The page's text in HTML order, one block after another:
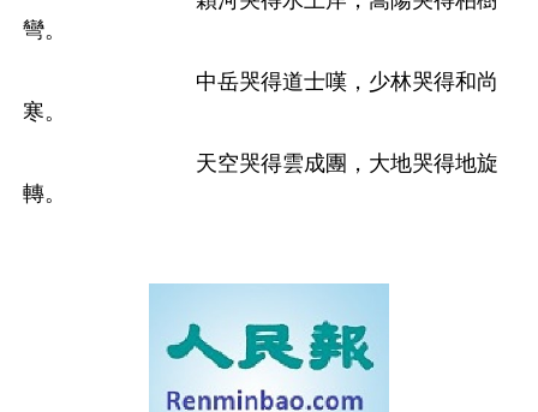
彎。
中岳哭得道士嘆，少林哭得和尚
寒。
天空哭得雲成團，大地哭得地旋
轉。